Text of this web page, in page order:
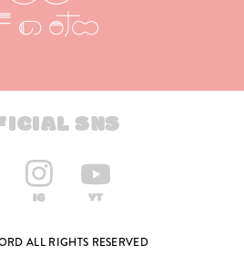
SNS
ALL RIGHTS RESERVED